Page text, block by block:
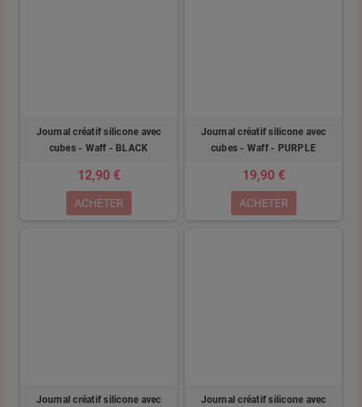
Journal créatif silicone avec
cubes - Waff - BLACK
12,90 €
ACHETER
Journal créatif silicone avec
cubes - Waff - PURPLE
19,90 €
ACHETER
Journal créatif silicone avec
Journal créatif silicone avec